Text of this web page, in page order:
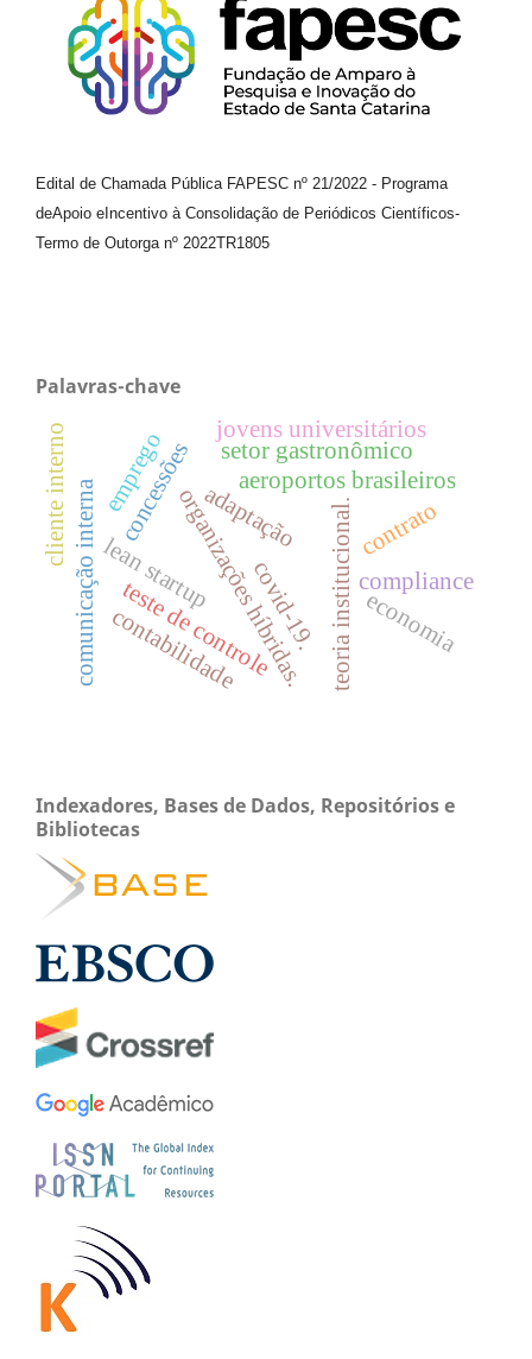
Edital de Chamada Pública FAPESC nº 21/2022 - Programa
deApoio e Incentivo à Consolidação de Periódicos Científicos-
Termo de Outorga nº 2022TR1805
Palavras-chave
covid-19.
concessões aeroportos brasileiros
organizações híbridas.teoria institucional.
teste de controle compliance
lean startup
setor gastronômico
adaptação
comunicação interna
jovens universitários
economia
contabilidade
emprego
contrato
cliente interno
Indexadores, Bases de Dados, Repositórios e
Bibliotecas